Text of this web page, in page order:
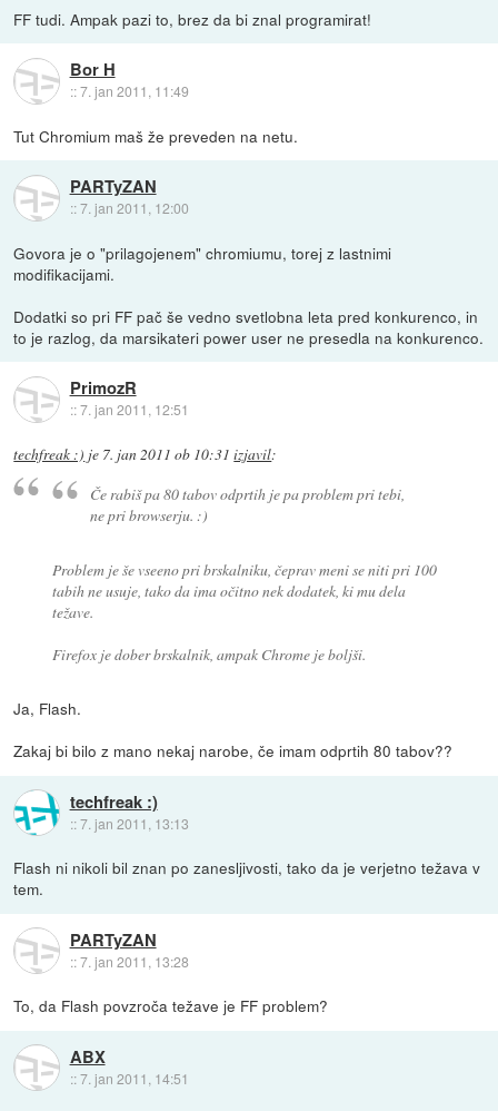
FF tudi. Ampak pazi to, brez da bi znal programirat!
Bor H
::7. jan 2011, 11:49
Tut Chromium maš že preveden na netu.
PARTyZAN
::7. jan 2011, 12:00
Govora je o "prilagojenem" chromiumu, torej z lastnimi
modifikacijami.
Dodatki so pri FF pač še vedno svetlobna leta pred konkurenco, in
to je razlog, da marsikateri power user ne presedla na konkurenco.
PrimozR
::7. jan 2011, 12:51
techfreak :) je 7. jan 2011 ob 10:31 izjavil:
Če rabiš pa 80 tabov odprtih je pa problem pri tebi,
ne pri browserju. :)
Problem je še vseeno pri brskalniku, čeprav meni se niti pri 100
tabih ne usuje, tako da ima očitno nek dodatek, ki mu dela
težave.
Firefox je dober brskalnik, ampak Chrome je boljši.
Ja, Flash.
Zakaj bi bilo z mano nekaj narobe, če imam odprtih 80 tabov??
techfreak :)
::7. jan 2011, 13:13
Flash ni nikoli bil znan po zanesljivosti, tako da je verjetno težava v
tem.
PARTyZAN
::7. jan 2011, 13:28
To, da Flash povzroča težave je FF problem?
ABX
::7. jan 2011, 14:51